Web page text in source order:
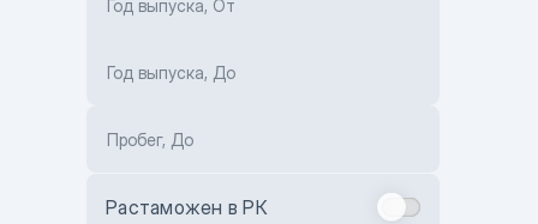
Год выпуска, От
Год выпуска, До
Пробег, До
Растаможен в РК